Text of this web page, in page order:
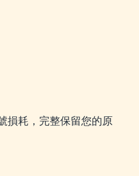
損耗，完整保留您的原